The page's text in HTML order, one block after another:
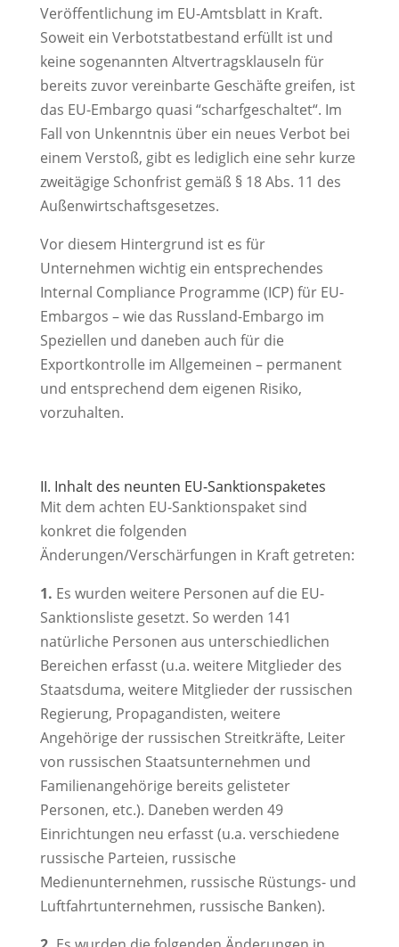
Veröffentlichung im EU-Amtsblatt in Kraft.
Soweit ein Verbotstatbestand erfüllt ist und
keine sogenannten Altvertragsklauseln für
bereits zuvor vereinbarte Geschäfte greifen, ist
das EU-Embargo quasi “scharfgeschaltet“. Im
Fall von Unkenntnis über ein neues Verbot bei
einem Verstoß, gibt es lediglich eine sehr kurze
zweitägige Schonfrist gemäß § 18 Abs. 11 des
Außenwirtschaftsgesetzes.
Vor diesem Hintergrund ist es für
Unternehmen wichtig ein entsprechendes
Internal Compliance Programme (ICP) für EU-
Embargos – wie das Russland-Embargo im
Speziellen und daneben auch für die
Exportkontrolle im Allgemeinen – permanent
und entsprechend dem eigenen Risiko,
vorzuhalten.
II. Inhalt des neunten EU-Sanktionspaketes
Mit dem achten EU-Sanktionspaket sind
konkret die folgenden
Änderungen/Verschärfungen in Kraft getreten:
1. Es wurden weitere Personen auf die EU-
Sanktionsliste gesetzt. So werden 141
natürliche Personen aus unterschiedlichen
Bereichen erfasst (u.a. weitere Mitglieder des
Staatsduma, weitere Mitglieder der russischen
Regierung, Propagandisten, weitere
Angehörige der russischen Streitkräfte, Leiter
von russischen Staatsunternehmen und
Familienangehörige bereits gelisteter
Personen, etc.). Daneben werden 49
Einrichtungen neu erfasst (u.a. verschiedene
russische Parteien, russische
Medienunternehmen, russische Rüstungs- und
Luftfahrtunternehmen, russische Banken).